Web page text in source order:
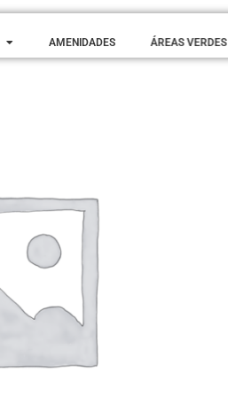
AMENIDADES ÁREAS VERDES